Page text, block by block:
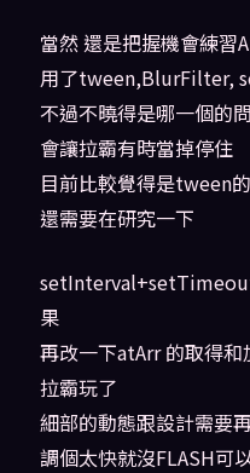
當然 還是把握機會練習
用了tween,BlurFilter,
不過不曉得是哪一個的
會讓拉霸有時當掉停住
目前比較覺得是tween
還需要在研究一下
果
再改一下atArr 的取得
拉霸玩了
細部的動態跟設計需要
調個太快就沒FLASH可